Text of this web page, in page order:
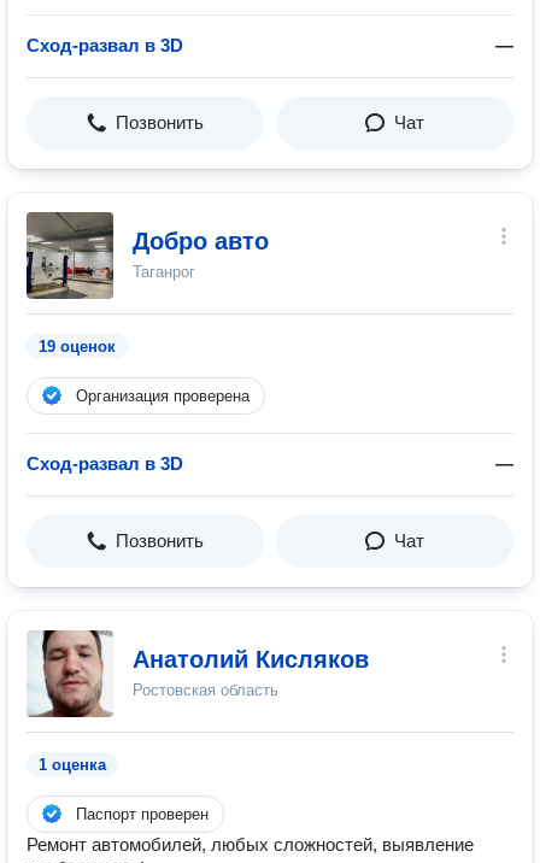
Сход-развал в 3D —
Позвонить Чат
Добро авто
Таганрог
19 оценок
Организация проверена
Сход-развал в 3D —
Позвонить Чат
Анатолий Кисляков
Ростовская область
1 оценка
Паспорт проверен
Ремонт автомобилей, любых сложностей, выявление